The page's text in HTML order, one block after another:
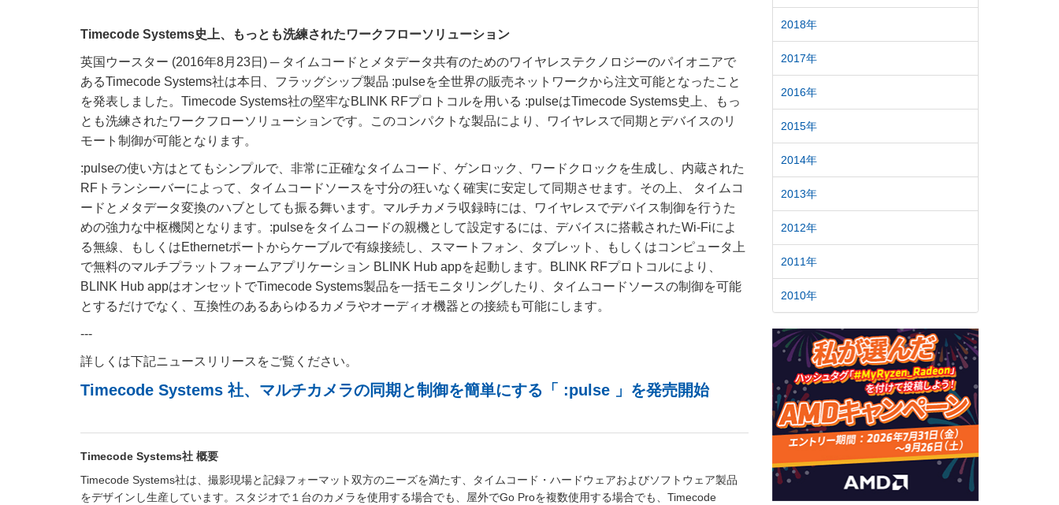
Timecode Systems史上、もっとも洗練されたワークフローソリューション
英国ウースター (2016年8月23日) ─ タイムコードとメタデータ共有のためのワイヤレステクノロジーのパイオニアで
あるTimecode Systems社は本日、フラッグシップ製品 :pulseを全世界の販売ネットワークから注文可能となったこと
を発表しました。Timecode Systems社の堅牢なBLINK RFプロトコルを用いる :pulseはTimecode Systems史上、もっ
とも洗練されたワークフローソリューションです。このコンパクトな製品により、ワイヤレスで同期とデバイスのリ
モート制御が可能となります。
:pulseの使い方はとてもシンプルで、非常に正確なタイムコード、ゲンロック、ワードクロックを生成し、内蔵された
RFトランシーバーによって、タイムコードソースを寸分の狂いなく確実に安定して同期させます。その上、 タイムコ
ードとメタデータ変換のハブとしても振る舞います。マルチカメラ収録時には、ワイヤレスでデバイス制御を行うた
めの強力な中枢機関となります。:pulseをタイムコードの親機として設定するには、デバイスに搭載されたWi-Fiによ
る無線、もしくはEthernetポートからケーブルで有線接続し、スマートフォン、タブレット、もしくはコンピュータ上
で無料のマルチプラットフォームアプリケーション BLINK Hub appを起動します。BLINK RFプロトコルにより、
BLINK Hub appはオンセットでTimecode Systems製品を一括モニタリングしたり、タイムコードソースの制御を可能
とするだけでなく、互換性のあるあらゆるカメラやオーディオ機器との接続も可能にします。
---
詳しくは下記ニュースリリースをご覧ください。
Timecode Systems 社、マルチカメラの同期と制御を簡単にする「 :pulse 」を発売開始
Timecode Systems社 概要
Timecode Systems社は、撮影現場と記録フォーマット双方のニーズを満たす、タイムコード・ハードウェアおよびソフトウェア製品
をデザインし生産しています。スタジオで１台のカメラを使用する場合でも、屋外でGo Proを複数使用する場合でも、Timecode
2018年
2017年
2016年
2015年
2014年
2013年
2012年
2011年
2010年